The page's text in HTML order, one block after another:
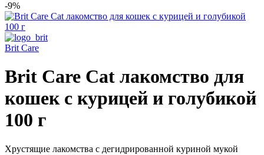
-9%
Brit Care
Brit Care Cat лакомство для
кошек с курицей и голубикой
100 г
Хрустящие лакомства с дегидрированной куриной мукой